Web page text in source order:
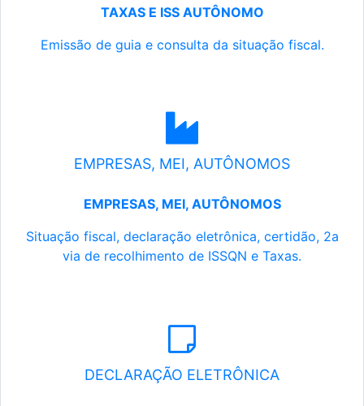
TAXAS E ISS AUTÔNOMO
Emissão de guia e consulta da situação fiscal.
EMPRESAS, MEI, AUTÔNOMOS
EMPRESAS, MEI, AUTÔNOMOS
Situação fiscal, declaração eletrônica, certidão, 2a
via de recolhimento de ISSQN e Taxas.
DECLARAÇÃO ELETRÔNICA